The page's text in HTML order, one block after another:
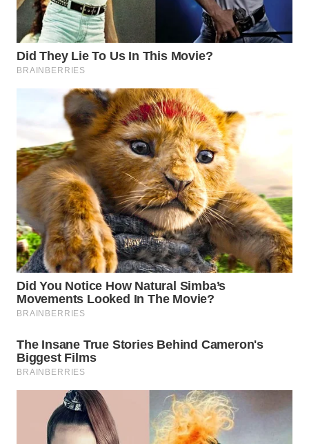
WN
DAIRI
WN
NIAS
WN
LANGKAT
WN
TAPANULI
SELATAN
WN
WN
KARO
WN
SIMALUNGUN